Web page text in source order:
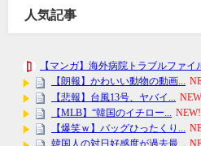
人気記事